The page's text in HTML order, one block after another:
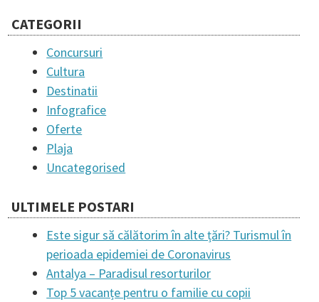
n
g
CATEGORII
Concursuri
Cultura
Destinatii
Infografice
Oferte
Plaja
Uncategorised
ULTIMELE POSTARI
Este sigur să călătorim în alte țări? Turismul în
perioada epidemiei de Coronavirus
Antalya – Paradisul resorturilor
Top 5 vacanțe pentru o familie cu copii